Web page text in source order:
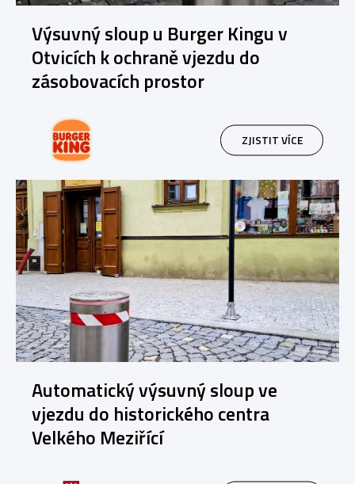
Výsuvný sloup u Burger Kingu v
Otvicích k ochraně vjezdu do
zásobovacích prostor
ZJISTIT VÍCE
Automatický výsuvný sloup ve
vjezdu do historického centra
Velkého Meziřící